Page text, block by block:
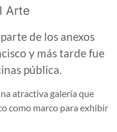
Arte
de los anexos
y más tarde fue
pública.
atractiva galería que
como marco para exhibir